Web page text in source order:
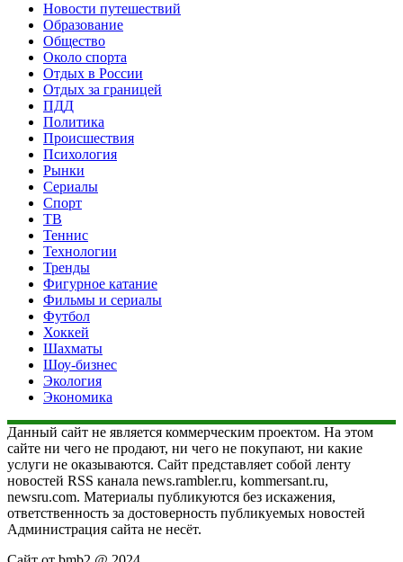
Новости путешествий
Образование
Общество
Около спорта
Отдых в России
Отдых за границей
ПДД
Политика
Происшествия
Психология
Рынки
Сериалы
Спорт
ТВ
Теннис
Технологии
Тренды
Фигурное катание
Фильмы и сериалы
Футбол
Хоккей
Шахматы
Шоу-бизнес
Экология
Экономика
Данный сайт не является коммерческим проектом. На этом
сайте ни чего не продают, ни чего не покупают, ни какие
услуги не оказываются. Сайт представляет собой ленту
новостей RSS канала news.rambler.ru, kommersant.ru,
newsru.com. Материалы публикуются без искажения,
ответственность за достоверность публикуемых новостей
Администрация сайта не несёт.